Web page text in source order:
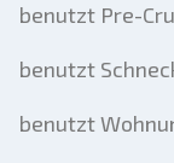
benutzt Pre-
benutzt
benutzt